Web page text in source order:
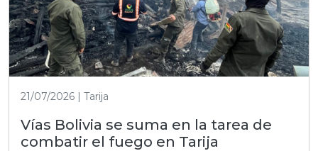
21/07/2026 | Tarija
Vías Bolivia se suma en la tarea de
combatir el fuego en Tarija